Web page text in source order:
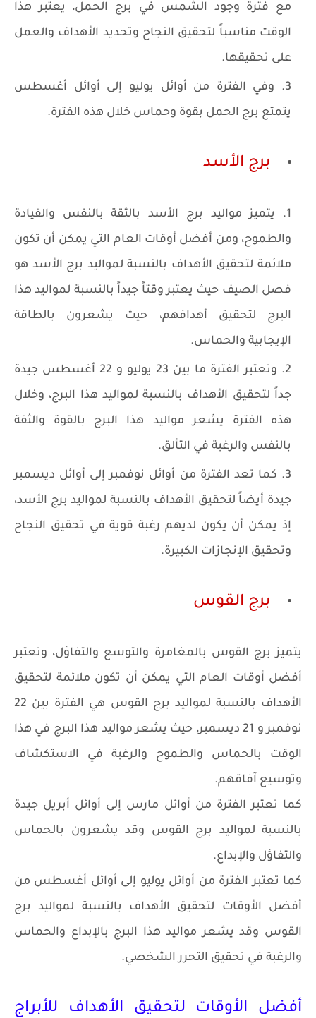
مع فترة وجود الشمس في برج الحمل، يعتبر هذا
الوقت مناسباً لتحقيق النجاح وتحديد الأهداف والعمل
على تحقيقها.
وفي الفترة من أوائل يوليو إلى أوائل أغسطس
يتمتع برج الحمل بقوة وحماس خلال هذه الفترة.
برج الأسد
يتميز مواليد برج الأسد بالثقة بالنفس والقيادة
والطموح، ومن أفضل أوقات العام التي يمكن أن تكون
ملائمة لتحقيق الأهداف بالنسبة لمواليد برج الأسد هو
فصل الصيف حيث يعتبر وقتاً جيداً بالنسبة لمواليد هذا
البرج لتحقيق أهدافهم، حيث يشعرون بالطاقة
الإيجابية والحماس.
وتعتبر الفترة ما بين 23 يوليو و 22 أغسطس جيدة
جداً لتحقيق الأهداف بالنسبة لمواليد هذا البرج، وخلال
هذه الفترة يشعر مواليد هذا البرج بالقوة والثقة
بالنفس والرغبة في التألق.
كما تعد الفترة من أوائل نوفمبر إلى أوائل ديسمبر
جيدة أيضاً لتحقيق الأهداف بالنسبة لمواليد برج الأسد،
إذ يمكن أن يكون لديهم رغبة قوية في تحقيق النجاح
وتحقيق الإنجازات الكبيرة.
برج القوس
يتميز برج القوس بالمغامرة والتوسع والتفاؤل، وتعتبر
أفضل أوقات العام التي يمكن أن تكون ملائمة لتحقيق
الأهداف بالنسبة لمواليد برج القوس هي الفترة بين 22
نوفمبر و 21 ديسمبر، حيث يشعر مواليد هذا البرج في هذا
الوقت بالحماس والطموح والرغبة في الاستكشاف
وتوسيع آفاقهم.
كما تعتبر الفترة من أوائل مارس إلى أوائل أبريل جيدة
بالنسبة لمواليد برج القوس وقد يشعرون بالحماس
والتفاؤل والإبداع.
كما تعتبر الفترة من أوائل يوليو إلى أوائل أغسطس من
أفضل الأوقات لتحقيق الأهداف بالنسبة لمواليد برج
القوس وقد يشعر مواليد هذا البرج بالإبداع والحماس
والرغبة في تحقيق التحرر الشخصي.
أفضل الأوقات لتحقيق الأهداف للأبراج